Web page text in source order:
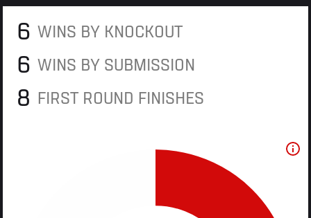
6 WINS BY KNOCKOUT
6 WINS BY SUBMISSION
8 FIRST ROUND FINISHES